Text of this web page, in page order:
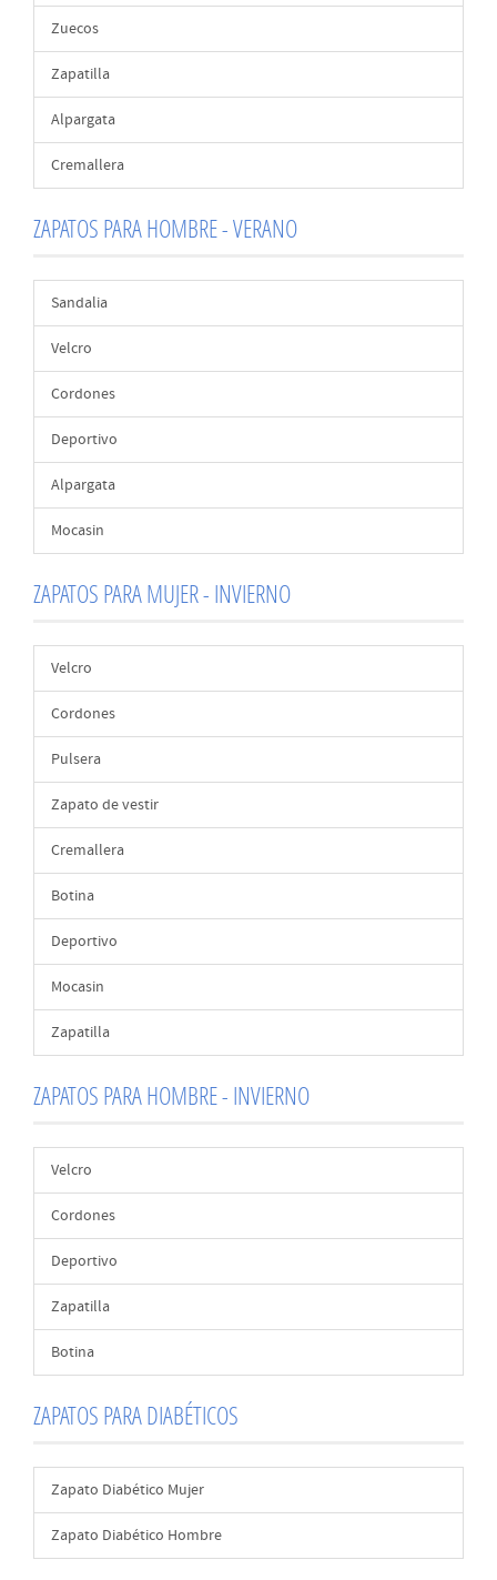
Zuecos
Zapatilla
Alpargata
Cremallera
ZAPATOS PARA HOMBRE - VERANO
Sandalia
Velcro
Cordones
Deportivo
Alpargata
Mocasin
ZAPATOS PARA MUJER - INVIERNO
Velcro
Cordones
Pulsera
Zapato de vestir
Cremallera
Botina
Deportivo
Mocasin
Zapatilla
ZAPATOS PARA HOMBRE - INVIERNO
Velcro
Cordones
Deportivo
Zapatilla
Botina
ZAPATOS PARA DIABÉTICOS
Zapato Diabético Mujer
Zapato Diabético Hombre